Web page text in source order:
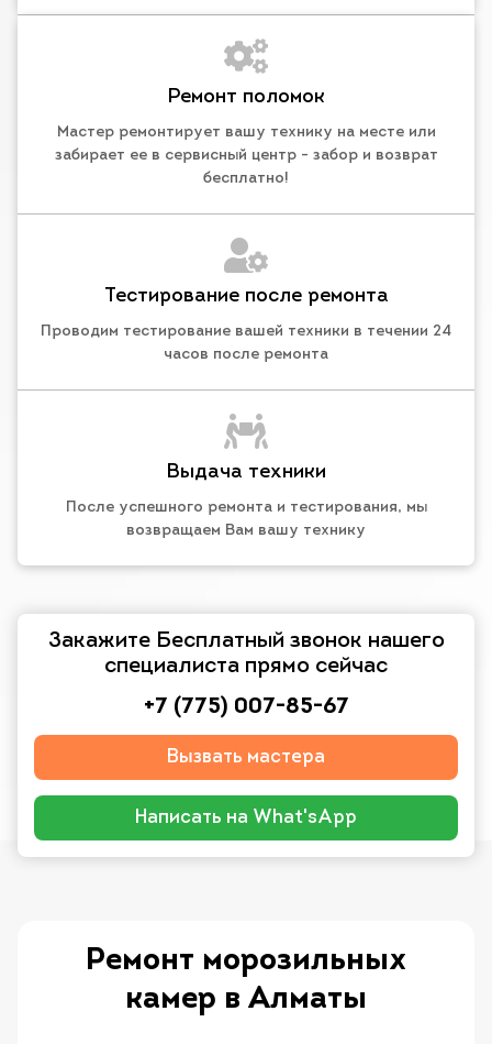
Ремонт поломок
Мастер ремонтирует вашу технику на месте или
забирает ее в сервисный центр - забор и возврат
бесплатно!
Тестирование после ремонта
Проводим тестирование вашей техники в течении 24
часов после ремонта
Выдача техники
После успешного ремонта и тестирования, мы
возвращаем Вам вашу технику
Закажите Бесплатный звонок нашего
специалиста прямо сейчас
+7 (775) 007-85-67
Вызвать мастера
Написать на What'sApp
Ремонт морозильных
камер в Алматы